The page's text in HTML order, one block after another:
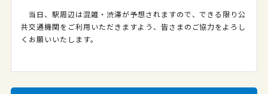
当日、駅周辺は混雑・渋滞が予想されますので、できる限り公
共交通機関をご利用いただきますよう、皆さまのご協力をよろし
くお願いいたします。